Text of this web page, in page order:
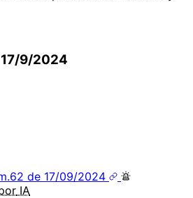
9/2024
de 17/09/2024
IA